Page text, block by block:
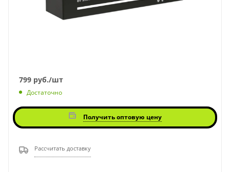
799 руб./шт
Достаточно
Получить оптовую цену
Рассчитать доставку